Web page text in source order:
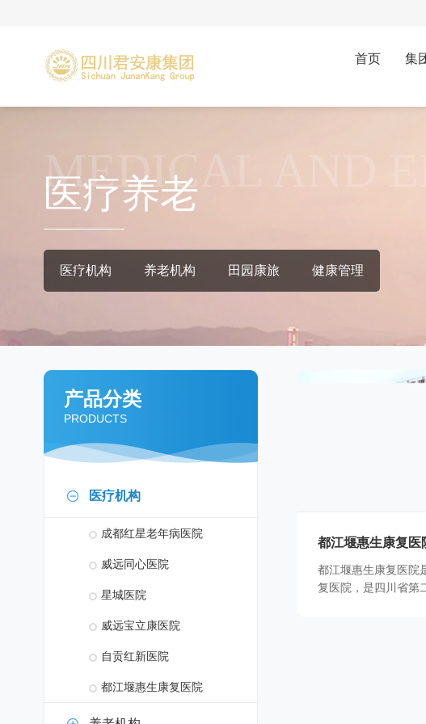
首页 集
MEDICAL AND
医疗养老
医疗机构 养老机构 田园康旅 健康管理
产品分类
PRODUCTS
医疗机构
成都红星老年病医院
威远同心医院
星城医院
威远宝立康医院
自贡红新医院
都江堰惠生康复医院
都江堰惠生康复医
都江堰惠生康复医院
复医院，是四川省第